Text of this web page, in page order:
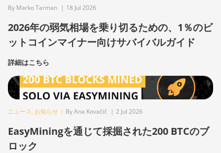
By Marko Tarman | 18 Jul 2026
2026年の弱気相場を乗り切るための、1％のビ
ットコインマイナー向けサバイバルガイド
詳細はこちら
ニュース, お知らせ | By Ana Kovačič | 2 Jul 2026
EasyMiningを通じて採掘された200 BTCのブ
ロック